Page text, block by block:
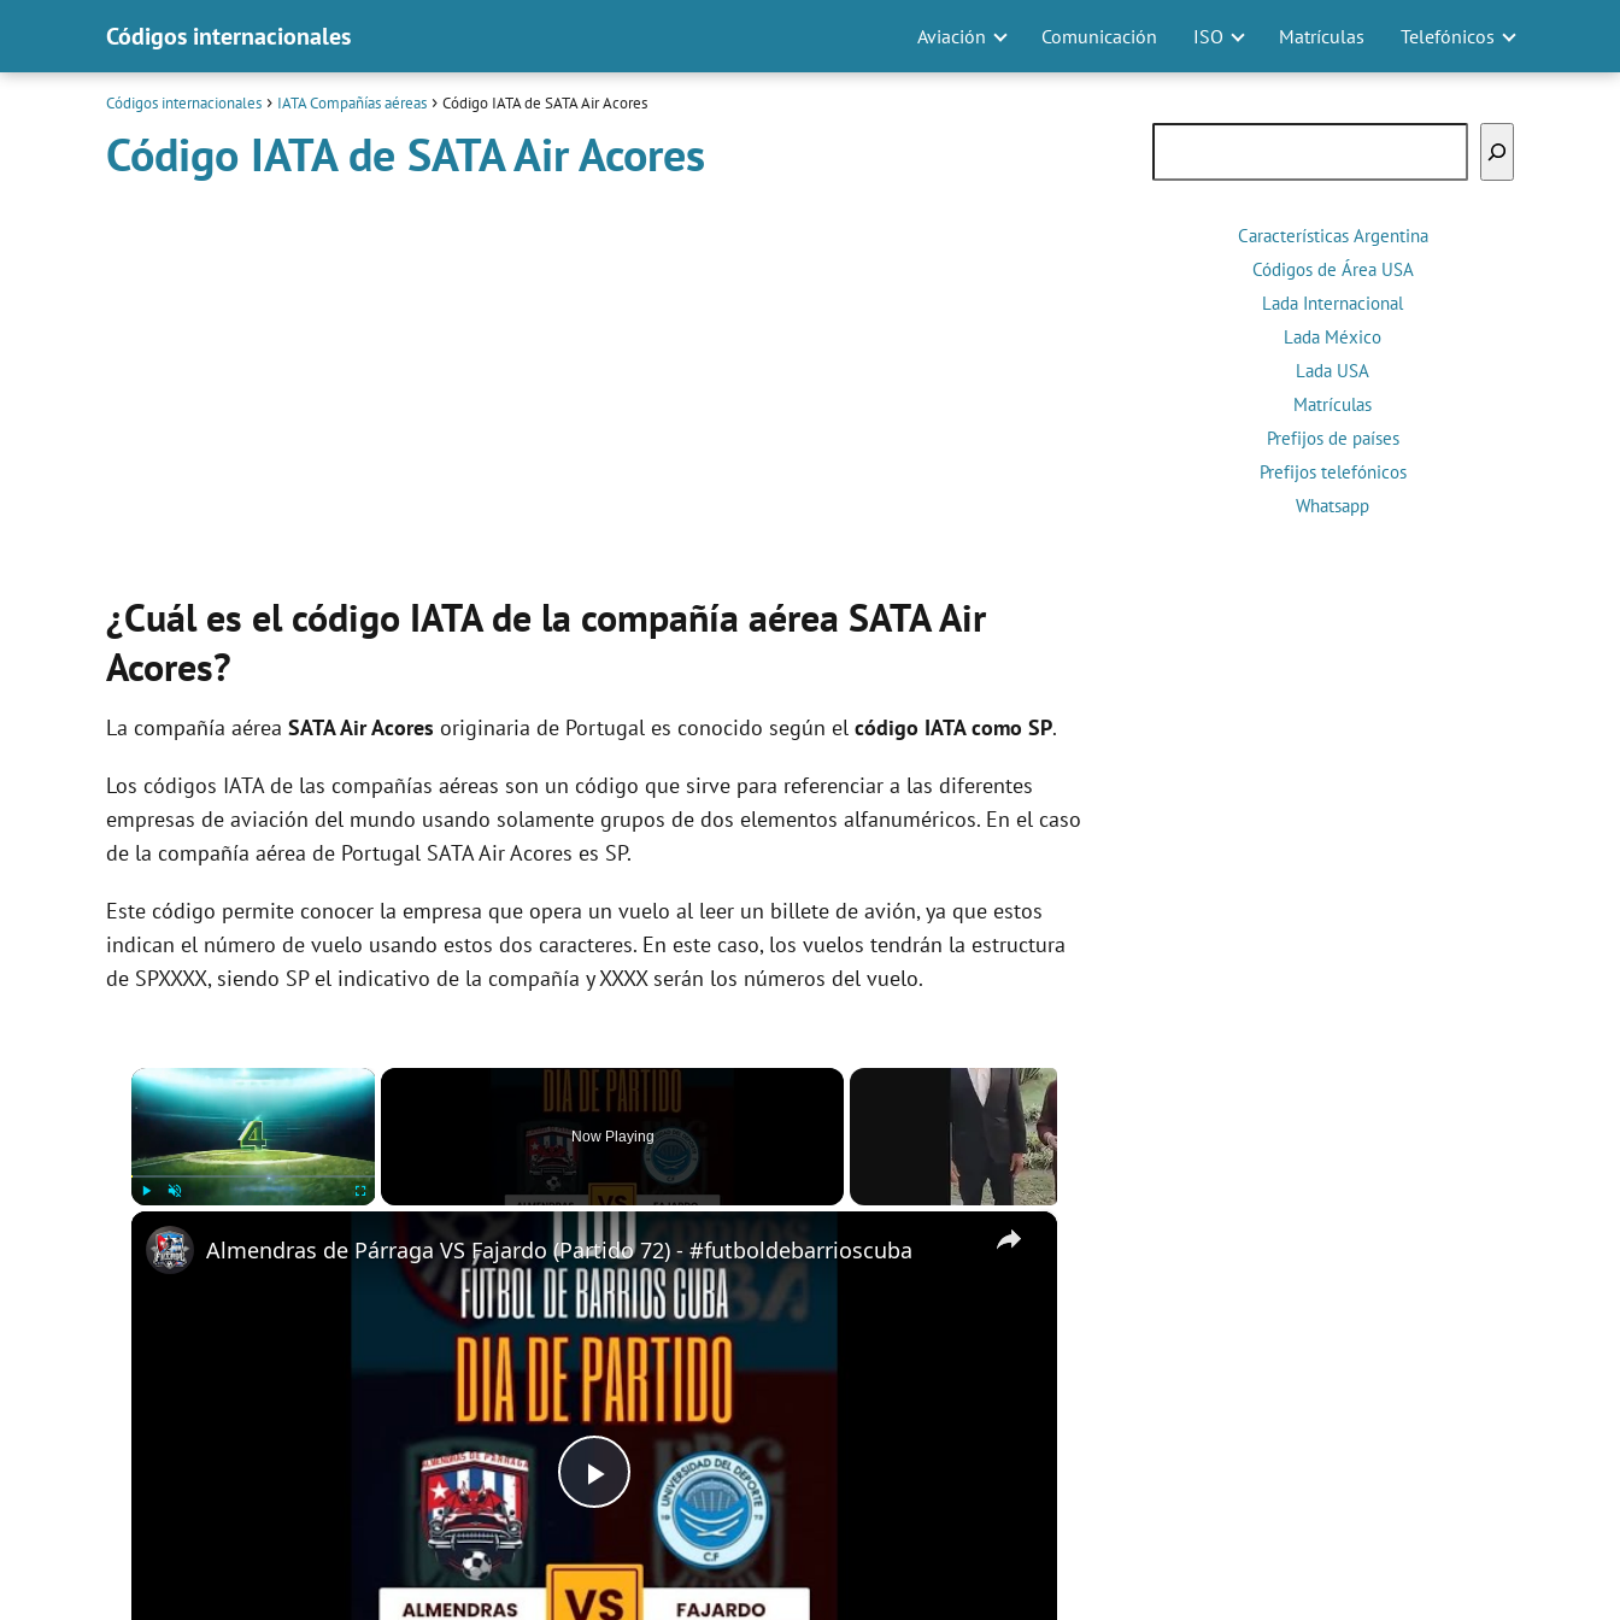
Códigos internacionales Aviación Comunicación ISO Matrículas Telefónicos
Códigos internacionales IATA Compañías aéreas Código IATA de SATA Air Acores
Código IATA de SATA Air Acores
¿Cuál es el código IATA de la compañía aérea SATA Air
Acores?
La compañía aérea SATA Air Acores originaria de Portugal es conocido según el código IATA como SP.
Los códigos IATA de las compañías aéreas son un código que sirve para referenciar a las diferentes
empresas de aviación del mundo usando solamente grupos de dos elementos alfanuméricos. En el caso
de la compañía aérea de Portugal SATA Air Acores es SP.
Este código permite conocer la empresa que opera un vuelo al leer un billete de avión, ya que estos
indican el número de vuelo usando estos dos caracteres. En este caso, los vuelos tendrán la estructura
de SPXXXX, siendo SP el indicativo de la compañía y XXXX serán los números del vuelo.
×
Now Playing
×
P
l
Almendras de Párraga VS Fajardo (Partido 72) - #futboldebarrioscuba
Características Argentina
Códigos de Área USA
Lada Internacional
Lada México
Lada USA
Matrículas
Prefijos de países
Prefijos telefónicos
Whatsapp